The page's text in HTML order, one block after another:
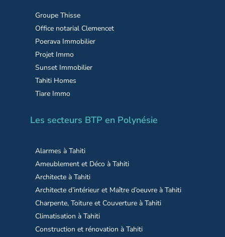
Groupe Thisse
Office notarial Clemencet
Poerava Immobilier
Projet Immo
Sunset Immobilier
Tahiti Homes
Tiare Immo
Les secteurs BTP en Polynésie
Alarmes à Tahiti
Ameublement et Déco à Tahiti
Architecte à Tahiti
Architecte d’intérieur et Maître d’oeuvre à Tahiti
Charpente, Toiture et Couverture à Tahiti
Climatisation à Tahiti
Construction et rénovation à Tahiti